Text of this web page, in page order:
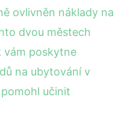
ovlivněn náklady na
dvou městech
vám poskytne
na ubytování v
učinit